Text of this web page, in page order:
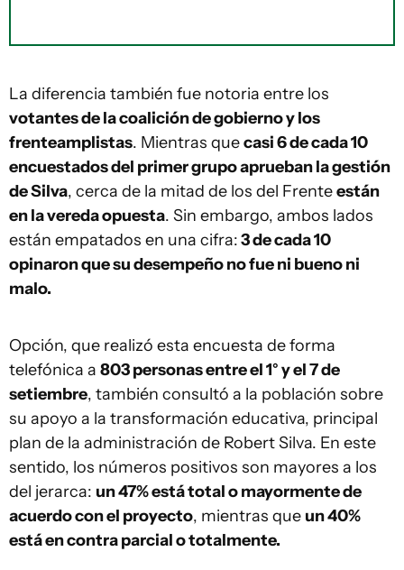
La diferencia también fue notoria entre los
votantes de la coalición de gobierno y los
frenteamplistas. Mientras quecasi 6 de cada 10
encuestados del primer grupo aprueban la gestión
de Silva, cerca de la mitad de los del Frenteestán
en la vereda opuesta. Sin embargo, ambos lados
están empatados en una cifra:3 de cada 10
opinaron que su desempeño no fue ni bueno ni
malo.
Opción, que realizó esta encuesta de forma
telefónica a 803 personas entre el 1° y el 7 de
setiembre, también consultó a la población sobre
su apoyo a la transformación educativa, principal
plan de la administración de Robert Silva. En este
sentido, los números positivos son mayores a los
del jerarca: un 47% está total o mayormente de
acuerdo con el proyecto, mientras que un 40%
está en contra parcial o totalmente.